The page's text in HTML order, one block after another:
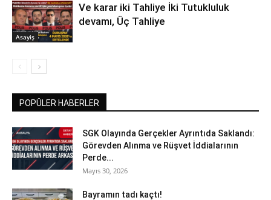
Asayiş
Ve karar iki Tahliye İki Tutukluluk
devamı, Üç Tahliye
POPÜLER HABERLER
SGK Olayında Gerçekler Ayrıntıda Saklandı:
Görevden Alınma ve Rüşvet İddialarının
Perde...
Mayıs 30, 2026
Bayramın tadı kaçtı!